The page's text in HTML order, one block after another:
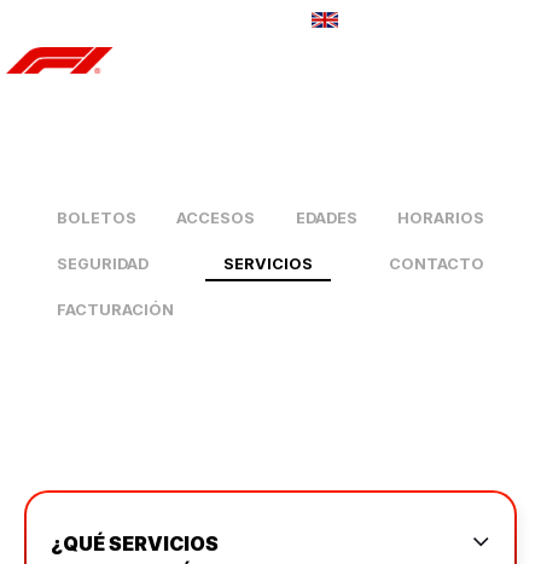
BOLETOS ACCESOS EDADES HORARIOS
SEGURIDAD SERVICIOS CONTACTO
FACTURACIÓN
¿QUÉ SERVICIOS